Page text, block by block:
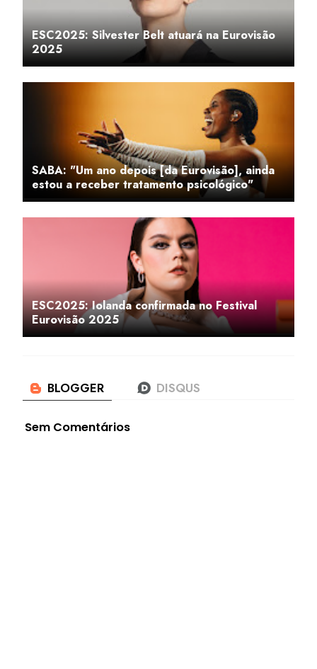
ESC2025: Silvester Belt atuará na Eurovisão
2025
SABA: "Um ano depois [da Eurovisão], ainda
estou a receber tratamento psicológico"
ESC2025: Iolanda confirmada no Festival
Eurovisão 2025
Sem Comentários